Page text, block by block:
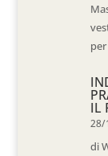
IL
28/
di